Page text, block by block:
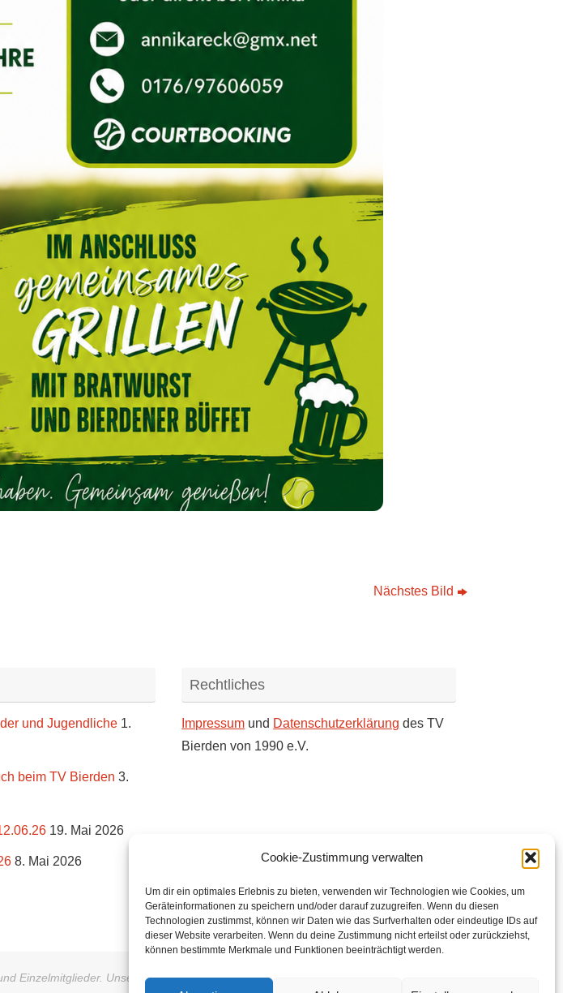
Cookie-Zustimmung verwalten
Um dir ein optimales Erlebnis zu bieten, verwenden wir Technologien wie Cookies, um
Geräteinformationen zu speichern und/oder darauf zuzugreifen. Wenn du diesen
Technologien zustimmst, können wir Daten wie das Surfverhalten oder eindeutige IDs auf
dieser Website verarbeiten. Wenn du deine Zustimmung nicht erteilst oder zurückziehst,
können bestimmte Merkmale und Funktionen beeinträchtigt werden.
Nächstes Bild
und Jugendliche 1.
beim TV Bierden 3.
19. Mai 2026
8. Mai 2026
Rechtliches
Impressum und Datenschutzerklärung des TV
Bierden von 1990 e.V.
Einzelmitglieder. Unsere Mitglieder kommen aus Achim, Oyten, Uphusen, Thedinghausen.